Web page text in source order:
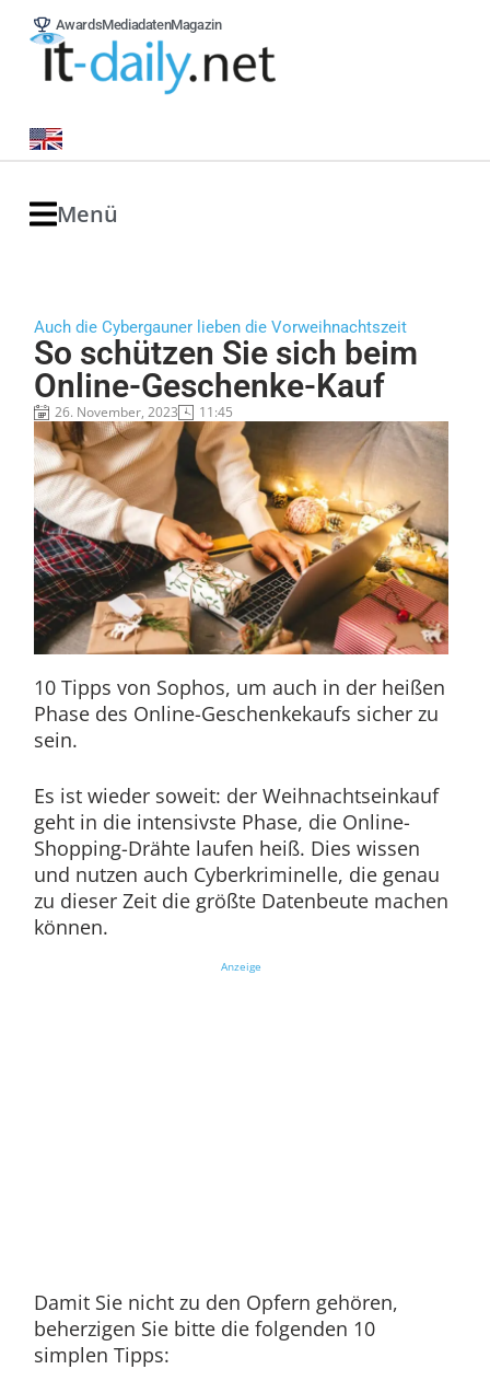
AwardsMediadatenMagazin
Menü
Auch die Cybergauner lieben die Vorweihnachtszeit
So schützen Sie sich beim
Online-Geschenke-Kauf
26. November, 2023 11:45
10 Tipps von Sophos, um auch in der heißen
Phase des Online-Geschenkekaufs sicher zu
sein.
Es ist wieder soweit: der Weihnachtseinkauf
geht in die intensivste Phase, die Online-
Shopping-Drähte laufen heiß. Dies wissen
und nutzen auch Cyberkriminelle, die genau
zu dieser Zeit die größte Datenbeute machen
können.
Anzeige
Damit Sie nicht zu den Opfern gehören,
beherzigen Sie bitte die folgenden 10
simplen Tipps: